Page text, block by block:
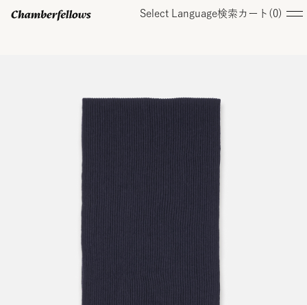
Select Language検索 カート( 0)